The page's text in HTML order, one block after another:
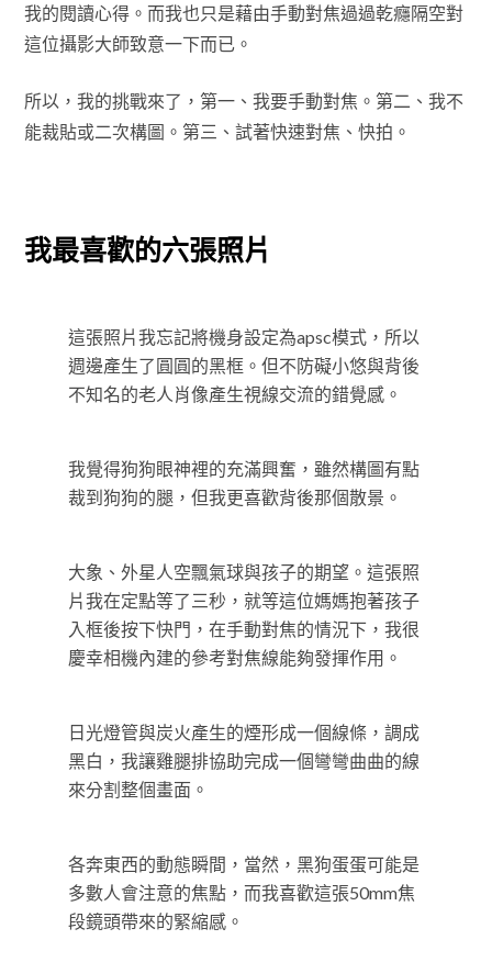
我的閱讀心得。而我也只是藉由手動對焦過過乾癮隔空對
這位攝影大師致意一下而已。
所以，我的挑戰來了，第一、我要手動對焦。第二、我不
能裁貼或二次構圖。第三、試著快速對焦、快拍。
我最喜歡的六張照片
這張照片我忘記將機身設定為apsc模式，所以
週邊產生了圓圓的黑框。但不防礙小悠與背後
不知名的老人肖像產生視線交流的錯覺感。
我覺得狗狗眼神裡的充滿興奮，雖然構圖有點
裁到狗狗的腿，但我更喜歡背後那個散景。
大象、外星人空飄氣球與孩子的期望。這張照
片我在定點等了三秒，就等這位媽媽抱著孩子
入框後按下快門，在手動對焦的情況下，我很
慶幸相機內建的參考對焦線能夠發揮作用。
日光燈管與炭火產生的煙形成一個線條，調成
黑白，我讓雞腿排協助完成一個彎彎曲曲的線
來分割整個畫面。
各奔東西的動態瞬間，當然，黑狗蛋蛋可能是
多數人會注意的焦點，而我喜歡這張50mm焦
段鏡頭帶來的緊縮感。